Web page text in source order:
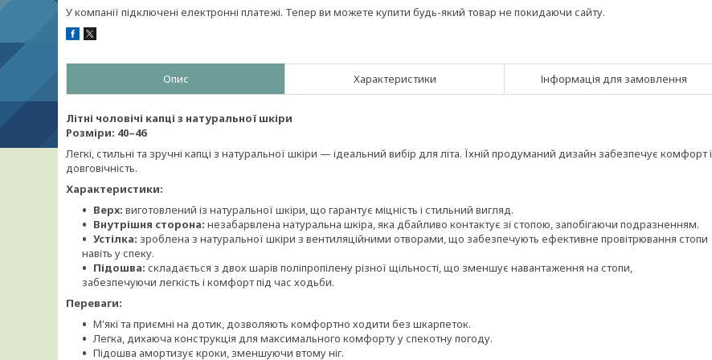
У компанії підключені електронні платежі. Тепер ви можете купити будь-який товар не покидаючи сайту.
Опис Характеристики Інформація для замовлення
Літні чоловічі капці з натуральної шкіри
Розміри: 40–46
Легкі, стильні та зручні капці з натуральної шкіри — ідеальний вибір для літа. Їхній продуманий дизайн забезпечує комфорт і
довговічність.
Характеристики:
Верх: виготовлений із натуральної шкіри, що гарантує міцність і стильний вигляд.
Внутрішня сторона: незабарвлена натуральна шкіра, яка дбайливо контактує зі стопою, запобігаючи подразненням.
Устілка: зроблена з натуральної шкіри з вентиляційними отворами, що забезпечують ефективне провітрювання стопи
навіть у спеку.
Підошва: складається з двох шарів поліпропілену різної щільності, що зменшує навантаження на стопи,
забезпечуючи легкість і комфорт під час ходьби.
Переваги:
М'які та приємні на дотик, дозволяють комфортно ходити без шкарпеток.
Легка, дихаюча конструкція для максимального комфорту у спекотну погоду.
Підошва амортизує кроки, зменшуючи втому ніг.